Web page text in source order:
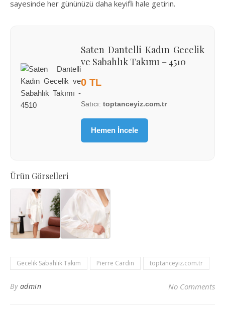
sayesinde her gününüzü daha keyifli hale getirin.
Saten Dantelli Kadın Gecelik
ve Sabahlık Takımı – 4510
0 TL
Satıcı: toptanceyiz.com.tr
Hemen İncele
Ürün Görselleri
Gecelik Sabahlık Takım Pierre Cardin toptanceyiz.com.tr
By admin No Comments